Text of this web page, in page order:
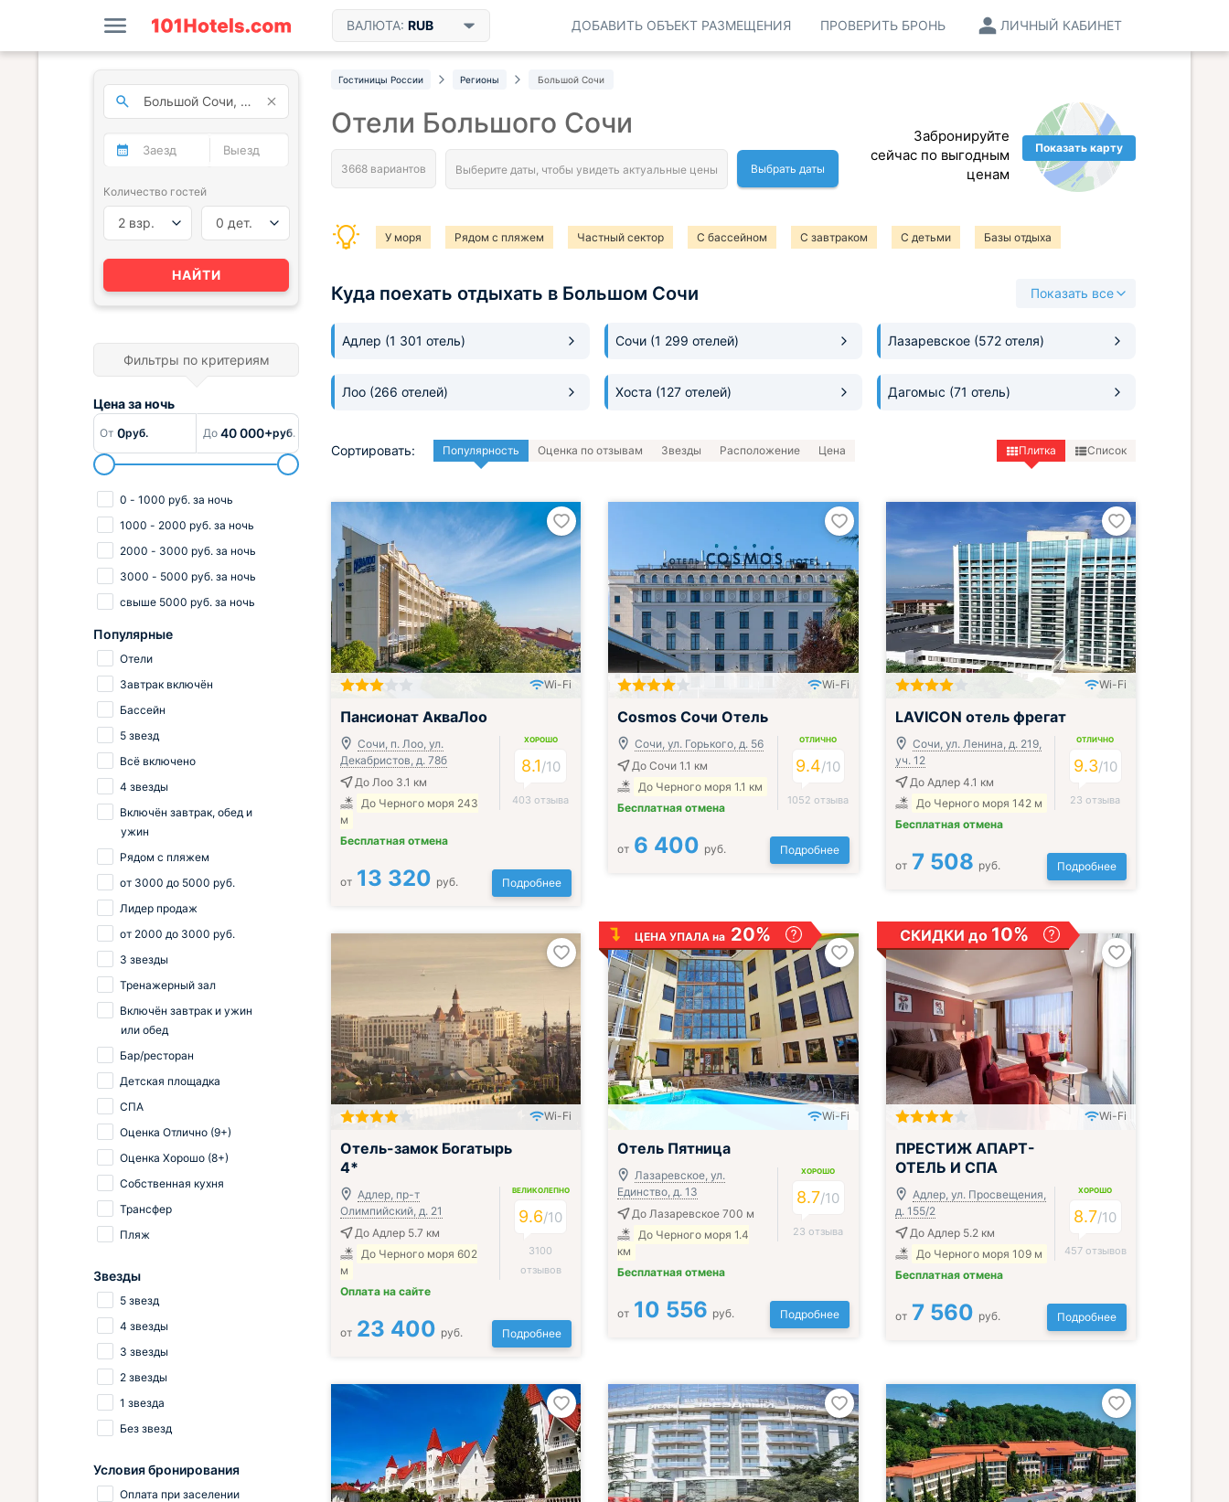
ВАЛЮТА: RUB ЛИЧНЫЙ КАБИНЕТ
ПРОВЕРИТЬ БРОНЬ
ДОБАВИТЬ ОБЪЕКТ РАЗМЕЩЕНИЯ
Гостиницы России Регионы Большой Сочи
Показать карту
Забронируйте
сейчас по выгодным
ценам
Отели Большого Сочи
Выбрать даты
У моря Рядом с пляжем Частный сектор С бассейном С завтраком С детьми Базы отдыха
Куда поехать отдыхать в Большом Сочи Показать все
Адлер (1 301 отель) Сочи (1 299 отелей) Лазаревское (572 отеля)
Лоо (266 отелей) Хоста (127 отелей) Дагомыс (71 отель)
Сортировать: Популярность Оценка по отзывам Звезды Расположение Цена Плитка Список
Всё включено
Wi-Fi
Пансионат АкваЛоо
Сочи, п. Лоо, ул.
Декабристов, д. 78б
До Лоо 3.1 км
До Черного моря 243
м
Бесплатная отмена
ХОРОШО
8.1/10
403 отзыва
от 13 320 руб. Подробнее
Включён завтрак, обед и ужин
Wi-Fi
Cosmos Сочи Отель
Сочи, ул. Горького, д. 56
До Сочи 1.1 км
До Черного моря 1.1 км
Бесплатная отмена
ОТЛИЧНО
9.4/10
1052 отзыва
от 6 400 руб. Подробнее
Wi-Fi
LAVICON отель фрегат
Сочи, ул. Ленина, д. 219,
уч. 12
До Адлер 4.1 км
До Черного моря 142 м
Бесплатная отмена
ОТЛИЧНО
9.3/10
23 отзыва
от 7 508 руб. Подробнее
Включён завтрак и ужин или обед
Wi-Fi
Отель-замок Богатырь
4*
Адлер, пр-т
Олимпийский, д. 21
До Адлер 5.7 км
До Черного моря 602
м
Оплата на сайте
ВЕЛИКОЛЕПНО
9.6/10
3100
отзывов
от 23 400 руб. Подробнее
ЦЕНА УПАЛА на20%
Wi-Fi
Отель Пятница
Лазаревское, ул.
Единство, д. 13
До Лазаревское 700 м
До Черного моря 1.4
км
Бесплатная отмена
ХОРОШО
8.7/10
23 отзыва
от 10 556 руб. Подробнее
СКИДКИ до 10%
; Включён завтрак, обед и ужин
Wi-Fi
ПРЕСТИЖ АПАРТ-
ОТЕЛЬ И СПА
Адлер, ул. Просвещения,
д. 155/2
До Адлер 5.2 км
До Черного моря 109 м
Бесплатная отмена
ХОРОШО
8.7/10
457 отзывов
от 7 560 руб. Подробнее
Количество гостей
2 взр. 0 дет.
НАЙТИ
Фильтры по критериям
Цена заночь
От 0руб. До 40 000+руб.
0 - 1000 руб. за ночь
1000 - 2000 руб. за ночь
2000 - 3000 руб. за ночь
3000 - 5000 руб. за ночь
свыше 5000 руб. за ночь
Популярные
Отели
Завтрак включён
Бассейн
5 звезд
Всё включено
4 звезды
Включён завтрак, обед и
ужин
Рядом с пляжем
от 3000 до 5000 руб.
Лидер продаж
от 2000 до 3000 руб.
3 звезды
Тренажерный зал
Включён завтрак и ужин
или обед
Бар/ресторан
Детская площадка
СПА
Оценка Отлично (9+)
Оценка Хорошо (8+)
Собственная кухня
Трансфер
Пляж
Звезды
5 звезд
4 звезды
3 звезды
2 звезды
1 звезда
Без звезд
Условия бронирования
Оплата при заселении